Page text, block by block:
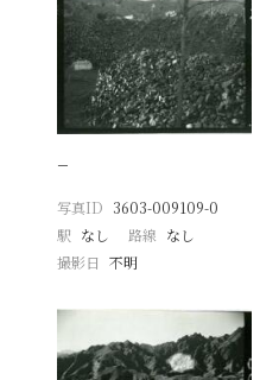
−
写真ID 3603-009109-0
駅 なし 路線 なし
撮影日
不明